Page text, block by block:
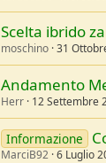
Scelta ibrido
moschino 31
Andamento
Herr 12 Settembre
Informazione
MarciB92 6 Luglio